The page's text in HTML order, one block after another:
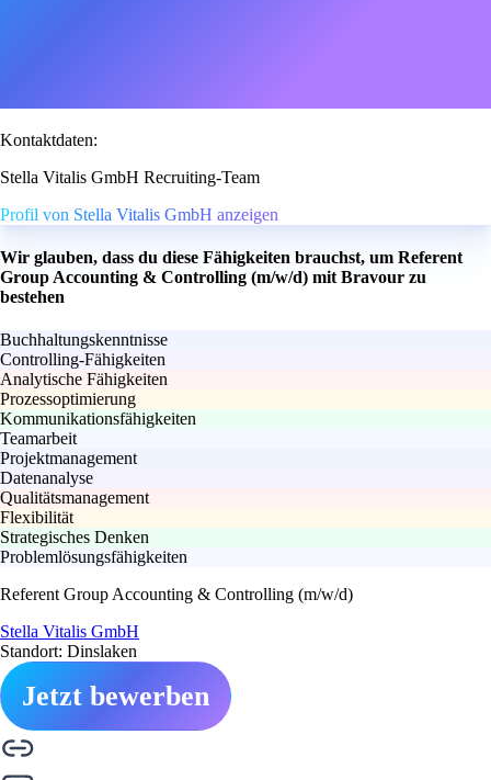
Kontaktdaten:
Stella Vitalis GmbH Recruiting-Team
Profil von Stella Vitalis GmbH anzeigen
Wir glauben, dass du diese Fähigkeiten brauchst, um Referent
Group Accounting & Controlling (m/w/d) mit Bravour zu
bestehen
Buchhaltungskenntnisse
Controlling-Fähigkeiten
Analytische Fähigkeiten
Prozessoptimierung
Kommunikationsfähigkeiten
Teamarbeit
Projektmanagement
Datenanalyse
Qualitätsmanagement
Flexibilität
Strategisches Denken
Problemlösungsfähigkeiten
Referent Group Accounting & Controlling (m/w/d)
Stella Vitalis GmbH
Standort: Dinslaken
Jetzt bewerben